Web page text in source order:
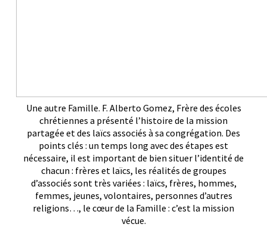
Une autre Famille. F. Alberto Gomez, Frère des écoles
chrétiennes a présenté l’histoire de la mission
partagée et des laïcs associés à sa congrégation. Des
points clés : un temps long avec des étapes est
nécessaire, il est important de bien situer l’identité de
chacun : frères et laïcs, les réalités de groupes
d’associés sont très variées : laïcs, frères, hommes,
femmes, jeunes, volontaires, personnes d’autres
religions…, le cœur de la Famille : c’est la mission
vécue.